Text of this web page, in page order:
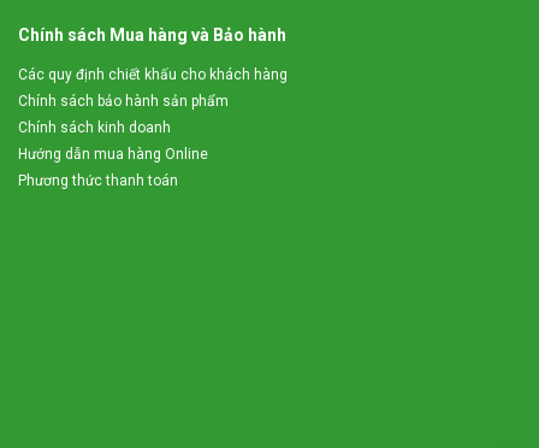
Chính sách Mua hàng và Bảo hành
Các quy định chiết khấu cho khách hàng
Chính sách bảo hành sản phẩm
Chính sách kinh doanh
Hướng dẫn mua hàng Online
Phương thức thanh toán